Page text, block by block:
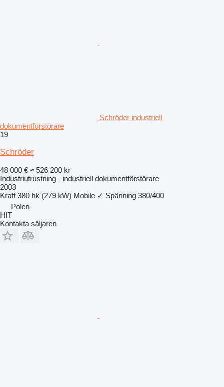
Schröder industriell
dokumentförstörare
19
Schröder
48 000 € ≈ 526 200 kr
Industriutrustning - industriell dokumentförstörare
2003
Kraft 380 hk (279 kW) Mobile ✓ Spänning 380/400
Polen
HIT
Kontakta säljaren